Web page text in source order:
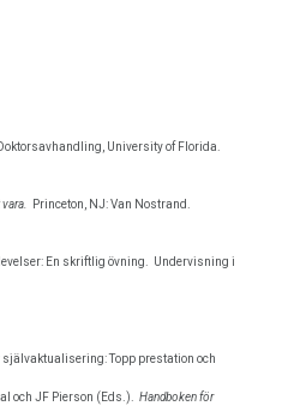
Doktorsavhandling, University of Florida.
Princeton, NJ: Van Nostrand.
En skriftlig övning. Undervisning i
självaktualisering: Topp prestation och
och JF Pierson (Eds.). Handboken för